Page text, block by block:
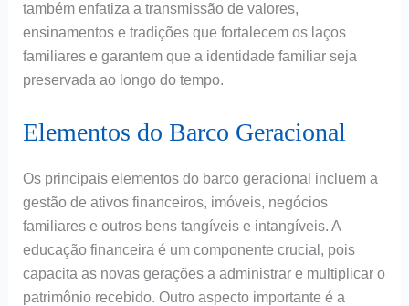
também enfatiza a transmissão de valores,
ensinamentos e tradições que fortalecem os laços
familiares e garantem que a identidade familiar seja
preservada ao longo do tempo.
Elementos do Barco Geracional
Os principais elementos do barco geracional incluem a
gestão de ativos financeiros, imóveis, negócios
familiares e outros bens tangíveis e intangíveis. A
educação financeira é um componente crucial, pois
capacita as novas gerações a administrar e multiplicar o
patrimônio recebido. Outro aspecto importante é a